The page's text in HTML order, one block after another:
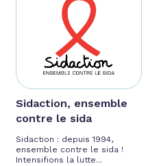
Sidaction, ensemble
contre le sida
Sidaction : depuis 1994,
ensemble contre le sida !
Intensifions la lutte...